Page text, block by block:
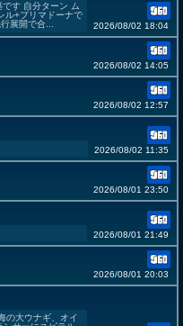
す 自分ターン ム
ル+プリマドーナで
展開で合...
2026/08/02 18:04
2026/08/02 14:05
2026/08/02 12:57
2026/08/02 11:35
2026/08/01 23:50
2026/08/01 21:49
2026/08/01 20:03
の大ウナギ、オイ